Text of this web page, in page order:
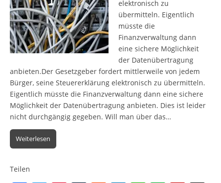
elektronisch zu
übermitteln. Eigentlich
müsste die
Finanzverwaltung dann
eine sichere Möglichkeit
der Datenübertragung
anbieten.Der Gesetzgeber fordert mittlerweile von jedem
Bürger, seine Steuererklärung elektronisch zu übermitteln.
Eigentlich müsste die Finanzverwaltung dann eine sichere
Möglichkeit der Datenübertragung anbieten. Dies ist leider
nicht durchgängig gegeben. Will man über das…
Weiterlesen
Teilen